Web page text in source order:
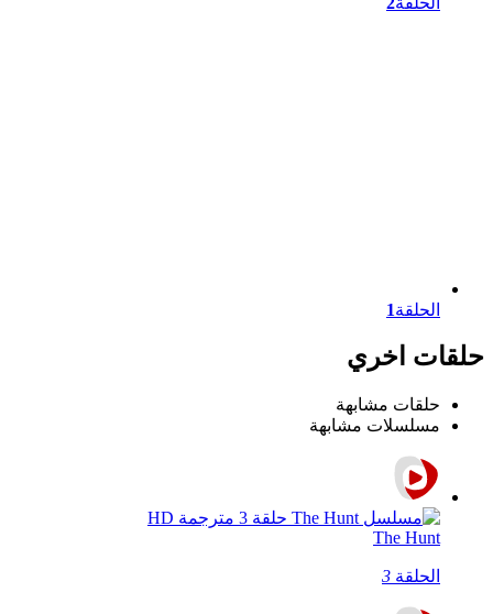
الحلقة1
حلقات اخري
حلقات مشابهة
مسلسلات مشابهة
The Hunt
الحلقة 3